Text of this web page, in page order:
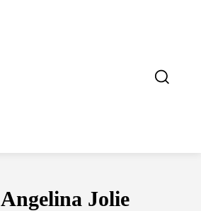
Angelina Jolie